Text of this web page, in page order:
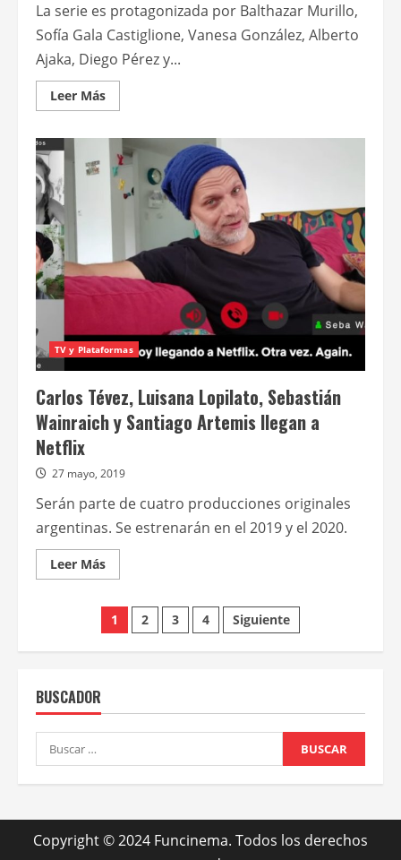
La serie es protagonizada por Balthazar Murillo,
Sofía Gala Castiglione, Vanesa González, Alberto
Ajaka, Diego Pérez y...
Leer MásLeer
más
Netflix
comparte
el
avance
lanzamiento
Apache:
la
vida
de
TV y Plataformas
Carlos Tévez, Luisana Lopilato, Sebastián
Wainraich y Santiago Artemis llegan a
Netflix
27 mayo, 2019
Serán parte de cuatro producciones originales
argentinas. Se estrenarán en el 2019 y el 2020.
Leer MásLeer
más
Carlos
Tévez,
Luisana
Lopilato,
Artemis
a
Paginación
de
1 2 3 4 Siguiente
BUSCADOR
Buscar:
Copyright © 2024 Funcinema. Todos los derechos